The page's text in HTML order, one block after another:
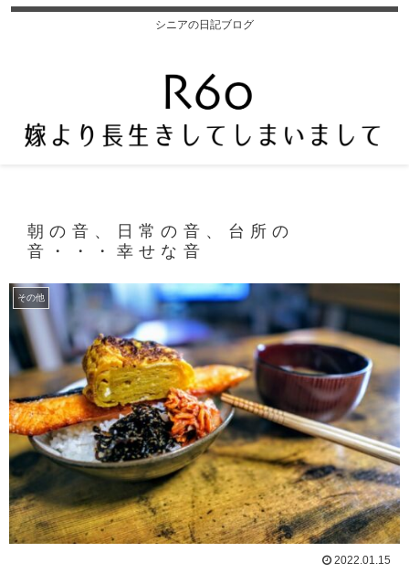
シニアの日記ブログ
朝の音、日常の音、台所の
音・・・幸せな音
その他
2022.01.15